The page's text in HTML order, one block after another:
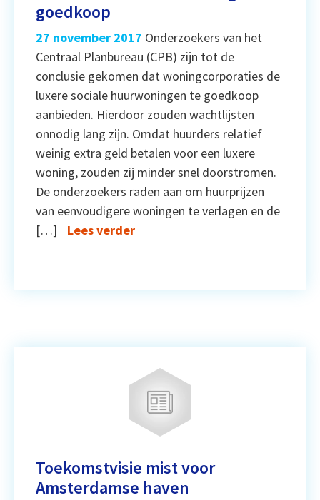
goedkoop
27 november 2017 Onderzoekers van het
Centraal Planbureau (CPB) zijn tot de
conclusie gekomen dat woningcorporaties de
luxere sociale huurwoningen te goedkoop
aanbieden. Hierdoor zouden wachtlijsten
onnodig lang zijn. Omdat huurders relatief
weinig extra geld betalen voor een luxere
woning, zouden zij minder snel doorstromen.
De onderzoekers raden aan om huurprijzen
van eenvoudigere woningen te verlagen en de
[…]
Lees verder
Toekomstvisie mist voor
Amsterdamse haven